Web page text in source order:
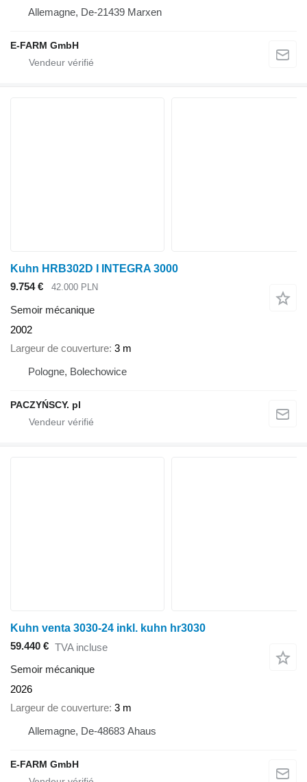
Allemagne, De-21439 Marxen
E-FARM GmbH
Kuhn HRB302D I INTEGRA 3000
9.754 €
42.000 PLN
Semoir mécanique
2002
Largeur de couverture 3 m
Pologne, Bolechowice
PACZYŃSCY. pl
Kuhn venta 3030-24 inkl. kuhn hr3030
59.440 € TVA incluse
Semoir mécanique
2026
Largeur de couverture 3 m
Allemagne, De-48683 Ahaus
E-FARM GmbH